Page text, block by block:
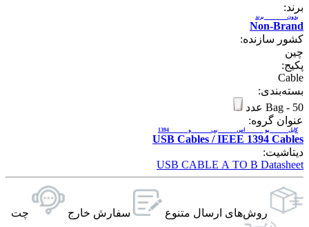
برند:
Non-Brand
بدون برند
کشور سازنده:
چین
پکیج:
Cable
بسته‌بندی:
Bag - 50 عدد
عنوان گروه:
USB Cables / IEEE 1394 Cables
کابل یو اس بی و 1394
دیتاشیت:
USB CABLE A TO B Datasheet
روش‌های ارسال‌ متنوع سفارش خارج چت